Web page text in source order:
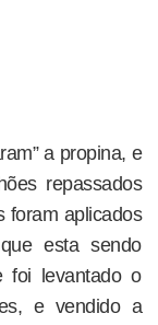
a propina, e
repassados
foram aplicados
esta sendo
foi levantado o
e vendido a